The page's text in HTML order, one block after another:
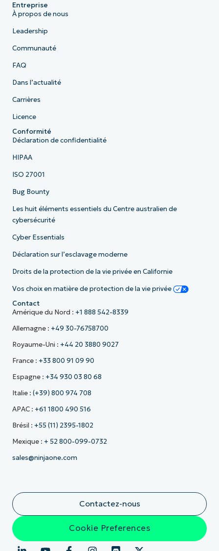
Entreprise
À propos de nous
Leadership
Communauté
FAQ
Dans l’actualité
Carrières
Licence
Conformité
Déclaration de confidentialité
HIPAA
ISO 27001
Bug Bounty
Les huit éléments essentiels du Centre australien de
cybersécurité
Cyber Essentials
Déclaration sur l’esclavage moderne
Droits de la protection de la vie privée en Californie
Vos choix en matière de protection de la vie privée
Contact
Amérique du Nord : +1 888 542-8339
Allemagne : +49 30-76758700
Royaume-Uni : +44 20 3880 9027
France : +33 800 91 09 90
Espagne : +34 930 03 80 68
Italie : (+39) 800 974 708
APAC : +61 1800 490 516
Brésil : +55 (11) 2395-1802
Mexique : + 52 800-099-0732
sales@ninjaone.com
Contactez-nous
Cookie Preferences